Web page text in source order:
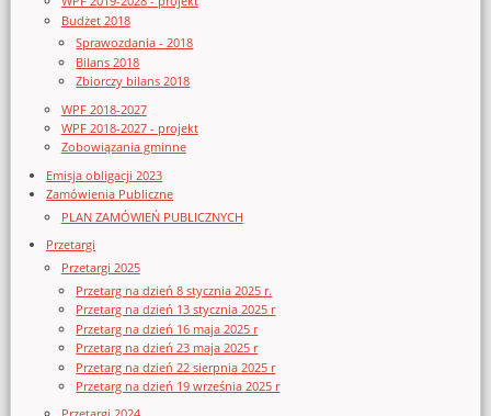
Budżet 2018
Sprawozdania - 2018
Bilans 2018
Zbiorczy bilans 2018
WPF 2018-2027
WPF 2018-2027 - projekt
Zobowiązania gminne
Emisja obligacji 2023
Zamówienia Publiczne
PLAN ZAMÓWIEŃ PUBLICZNYCH
Przetargi
Przetargi 2025
Przetarg na dzień 8 stycznia 2025 r.
Przetarg na dzień 13 stycznia 2025 r
Przetarg na dzień 16 maja 2025 r
Przetarg na dzień 23 maja 2025 r
Przetarg na dzień 22 sierpnia 2025 r
Przetarg na dzień 19 września 2025 r